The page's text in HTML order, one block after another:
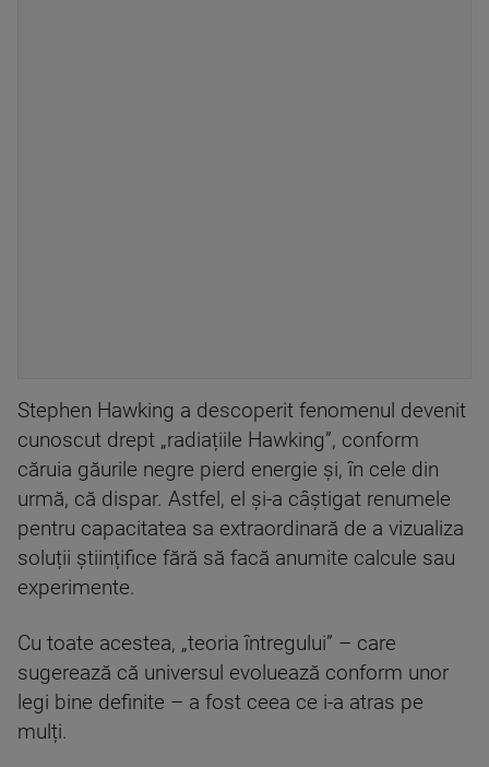
Stephen Hawking a descoperit fenomenul devenit
cunoscut drept „radiațiile Hawking”, conform
căruia găurile negre pierd energie și, în cele din
urmă, că dispar. Astfel, el și-a câștigat renumele
pentru capacitatea sa extraordinară de a vizualiza
soluții științifice fără să facă anumite calcule sau
experimente.
Cu toate acestea, „teoria întregului” – care
sugerează că universul evoluează conform unor
legi bine definite – a fost ceea ce i-a atras pe
mulți.